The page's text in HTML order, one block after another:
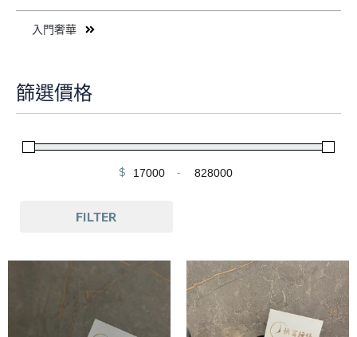
入門奢華
篩選價格
$ Minimum Price
-Maximum Price
FILTER